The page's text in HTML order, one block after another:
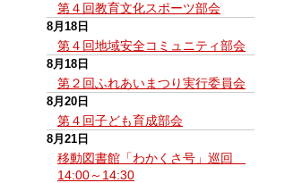
第４回教育文化スポーツ部会
8月18日
第４回地域安全コミュニティ部会
8月18日
第２回ふれあいまつり実行委員会
8月20日
第４回子ども育成部会
8月21日
移動図書館「わかくさ号」巡回
14:00～14:30